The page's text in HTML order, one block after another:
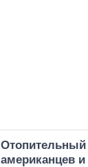
Отопительный
американцев